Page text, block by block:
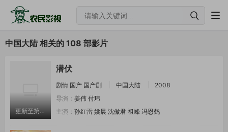
中国大陆 相关的 108 部影片
更新至第30集
潜伏
剧情 国产 国产剧 中国大陆
2008
导演： 姜伟 付玮
主演： 孙红雷 姚晨 沈傲君 祖峰 冯恩鹤